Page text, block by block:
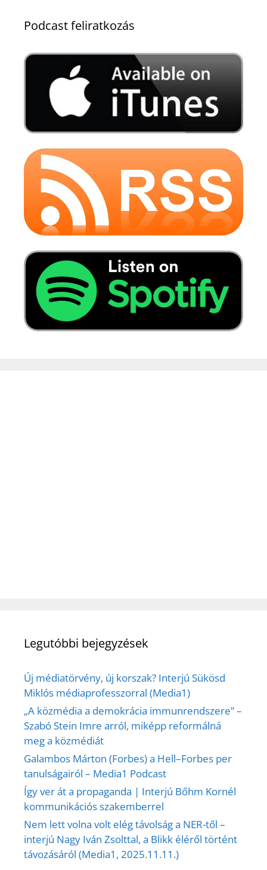
Podcast feliratkozás
Legutóbbi bejegyzések
Új médiatörvény, új korszak? Interjú Sükösd
Miklós médiaprofesszorral (Media1)
„A közmédia a demokrácia immunrendszere” –
Szabó Stein Imre arról, miképp reformálná
meg a közmédiát
Galambos Márton (Forbes) a Hell–Forbes per
tanulságairól – Media1 Podcast
Így ver át a propaganda | Interjú Bőhm Kornél
kommunikációs szakemberrel
Nem lett volna volt elég távolság a NER-től –
interjú Nagy Iván Zsolttal, a Blikk éléről történt
távozásáról (Media1, 2025.11.11.)